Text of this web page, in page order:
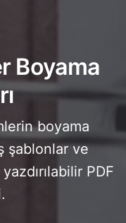
Boyama
boyama
şablonlar ve
PDF